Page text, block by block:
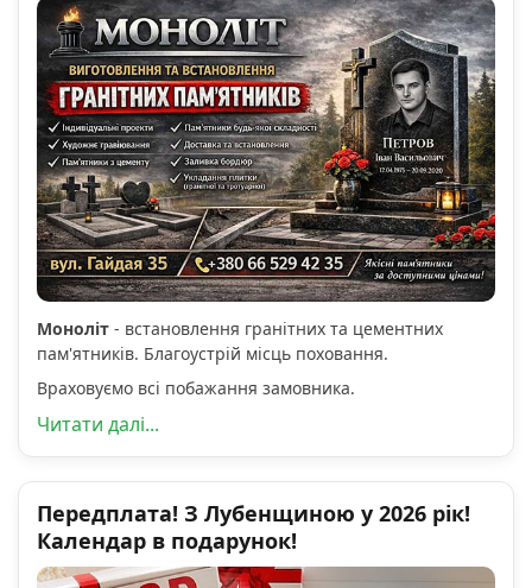
Моноліт - встановлення гранітних та цементних
пам'ятників. Благоустрій місць поховання.
Враховуємо всі побажання замовника.
Читати далі...
Передплата! З Лубенщиною у 2026 рік!
Календар в подарунок!